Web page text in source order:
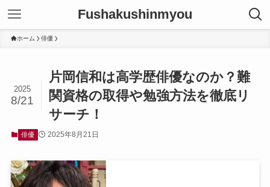
Fushakushinmyou
ホーム 俳優
片岡信和は高学歴俳優なのか？難
関資格の取得や勉強方法を徹底リ
サーチ！
2025
8/21
俳優 2025年8月21日